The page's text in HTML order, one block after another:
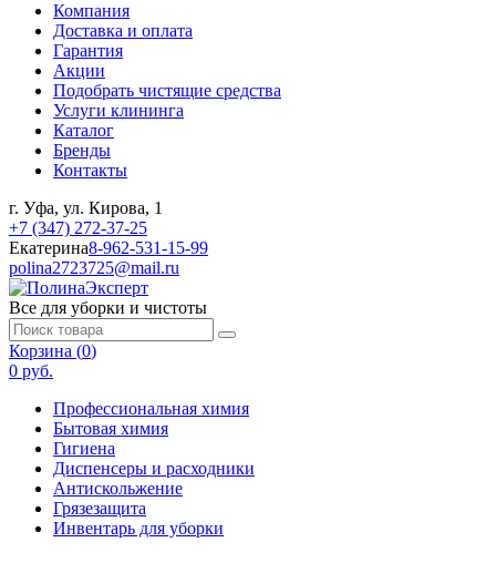
Компания
Доставка и оплата
Гарантия
Акции
Подобрать чистящие средства
Услуги клининга
Каталог
Бренды
Контакты
г. Уфа, ул. Кирова, 1
+7 (347) 272-37-25
Екатерина8-962-531-15-99
polina2723725@mail.ru
Все для уборки и чистоты
Корзина (0)
0 руб.
Профессиональная химия
Бытовая химия
Гигиена
Диспенсеры и расходники
Антискольжение
Грязезащита
Инвентарь для уборки